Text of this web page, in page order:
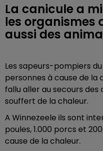
La canicule a
les organismes
aussi des
Les sapeurs-pompiers
personnes à cause de la
fallu aller au secours des
souffert de la chaleur.
A Winnezeele ils sont
poules, 1.000 porcs et
cause de la chaleur.